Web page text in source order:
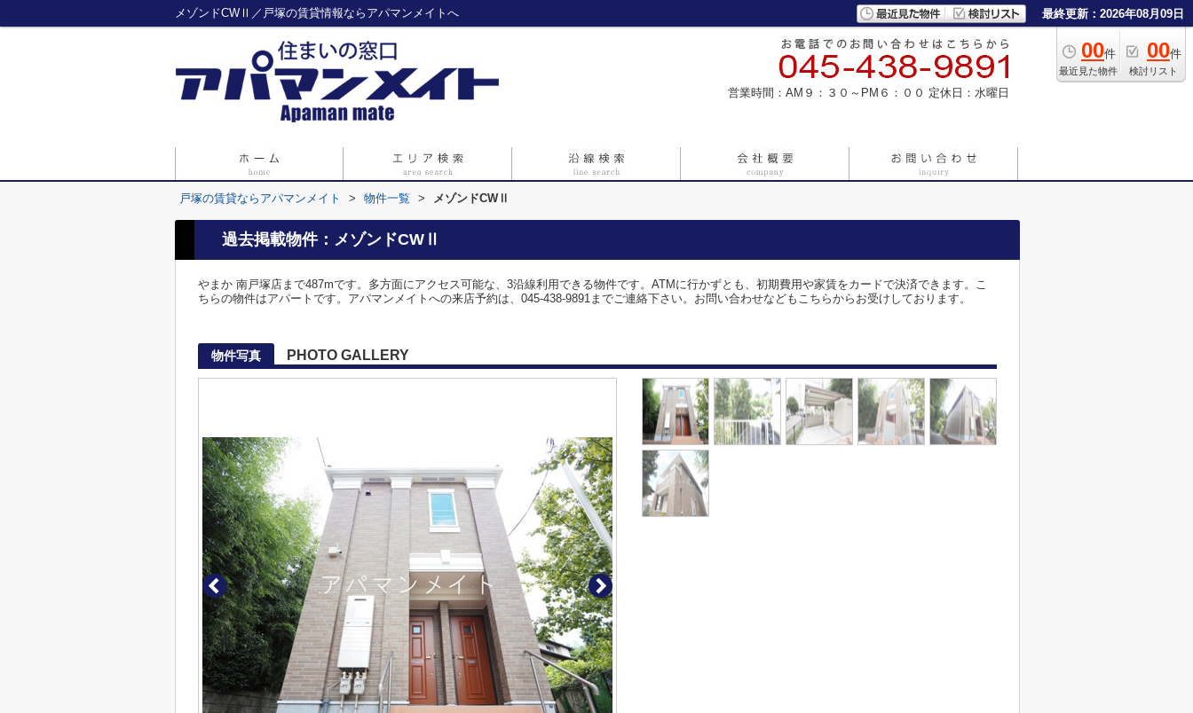
メゾンドCWⅡ／戸塚の賃貸情報ならアパマンメイトへ 最終更新：2026年08月09日
00件
最近見た物件
00件
検討リスト
営業時間：AM９：３０～PM６：００ 定休日：水曜日
戸塚の賃貸ならアパマンメイト > 物件一覧 > メゾンドCWⅡ
過去掲載物件：メゾンドCWⅡ
やまか 南戸塚店まで487mです。多方面にアクセス可能な、3沿線利用できる物件です。ATMに行かずとも、初期費用や家賃をカードで決済できます。こ
ちらの物件はアパートです。アパマンメイトへの来店予約は、045-438-9891までご連絡下さい。お問い合わせなどもこちらからお受けしております。
物件写真 PHOTO GALLERY